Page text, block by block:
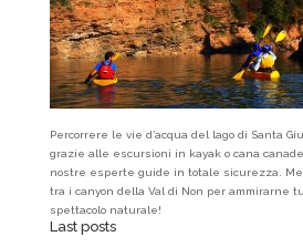
Percorrere le vie d’acqua del lago di Santa
grazie alle escursioni in kayak o cana
nostre esperte guide in totale sicurezza.
tra i canyon della Val di Non per ammirarne
spettacolo naturale!
Last posts